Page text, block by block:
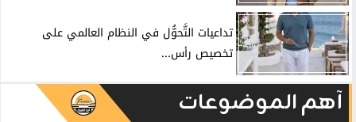
تداعيات التَّحوُّل في النظام العالمي على
تخصيص رأس...
آهم الموضوعات